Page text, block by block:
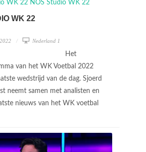
WK 22
Nederland 1
Het
van het WK Voetbal 2022
wedstrijd van de dag. Sjoerd
neemt samen met analisten en
nieuws van het WK voetbal